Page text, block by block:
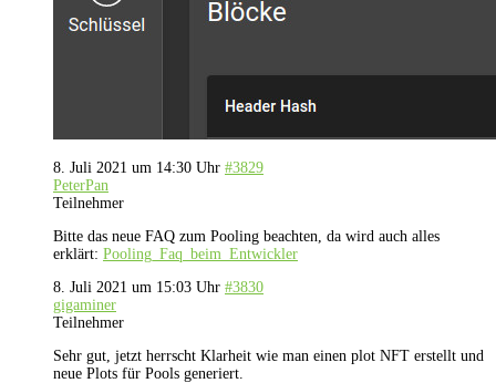
8. Juli 2021 um 14:30 Uhr #3829
PeterPan
Teilnehmer
Bitte das neue FAQ zum Pooling beachten, da wird auch alles
erklärt: Pooling_Faq_beim_Entwickler
8. Juli 2021 um 15:03 Uhr #3830
gigaminer
Teilnehmer
Sehr gut, jetzt herrscht Klarheit wie man einen plot NFT erstellt und
neue Plots für Pools generiert.